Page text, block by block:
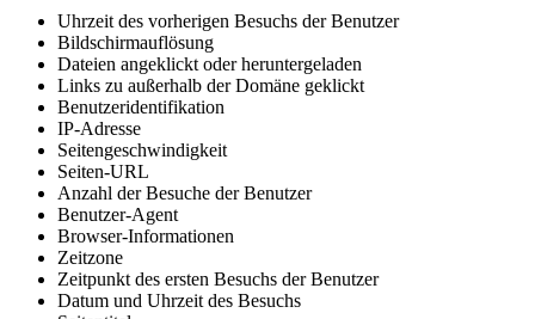
Uhrzeit des vorherigen Besuchs der Benutzer
Bildschirmauflösung
Dateien angeklickt oder heruntergeladen
Links zu außerhalb der Domäne geklickt
Benutzeridentifikation
IP-Adresse
Seitengeschwindigkeit
Seiten-URL
Anzahl der Besuche der Benutzer
Benutzer-Agent
Browser-Informationen
Zeitzone
Zeitpunkt des ersten Besuchs der Benutzer
Datum und Uhrzeit des Besuchs